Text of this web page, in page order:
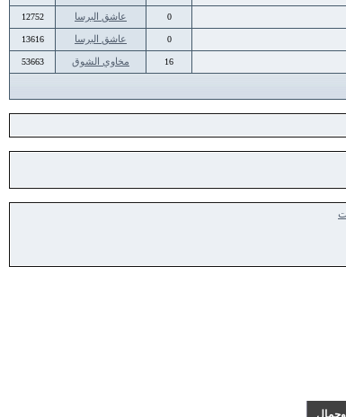
0 عاشق البرسا 12752
0 عاشق البرسا 13616
16 مخاوي الشوق 53663